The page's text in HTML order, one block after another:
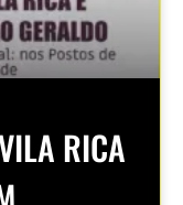
RICA